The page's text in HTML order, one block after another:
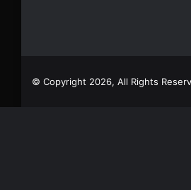
© Copyright 2026, All Rights